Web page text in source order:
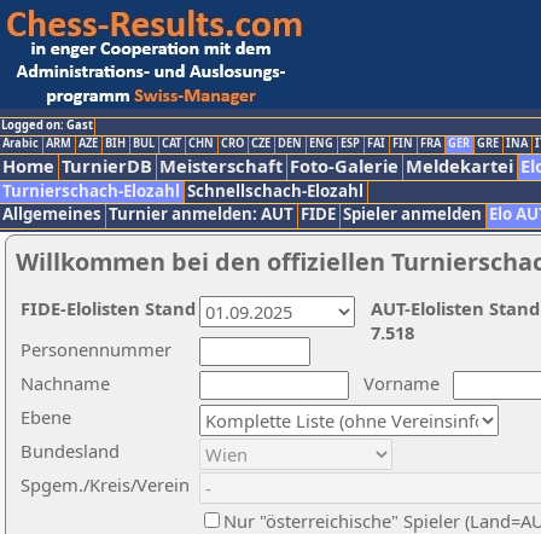
Logged on: Gast
Arabic ARM AZE BIH BUL CAT CHN CRO CZE DEN ENG ESP FAI FIN FRA GER GRE INA
Home TurnierDB Meisterschaft Foto-Galerie Meldekartei
Turnierschach-Elozahl Schnellschach-Elozahl
Allgemeines Turnier anmelden: AUT FIDE Spieler anmelden Elo
Willkommen bei den offiziellen
Nachname
Vorname
Ebene
Personennummer
Bundesland
Spgem./Kreis/Verein
Nur "österreichische" Spieler
AUT-Elolisten
7.518
FIDE-Elolisten Stand